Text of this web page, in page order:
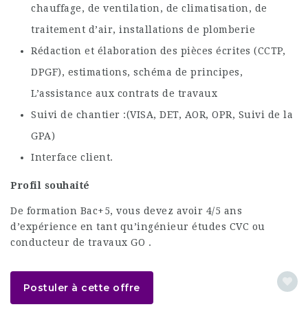
chauffage, de ventilation, de climatisation, de
traitement d’air, installations de plomberie
Rédaction et élaboration des pièces écrites (CCTP,
DPGF), estimations, schéma de principes,
L’assistance aux contrats de travaux
Suivi de chantier :(VISA, DET, AOR, OPR, Suivi de la
GPA)
Interface client.
Profil souhaité
De formation Bac+5, vous devez avoir 4/5 ans
d’expérience en tant qu’ingénieur études CVC ou
conducteur de travaux GO .
Postuler à cette offre